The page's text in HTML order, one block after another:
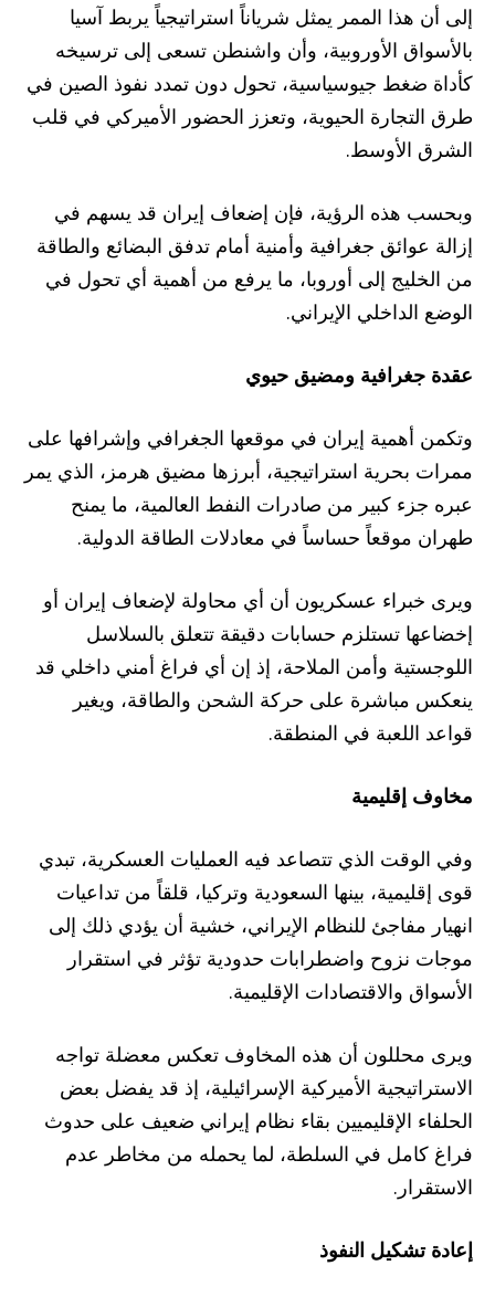
إلى أن هذا الممر يمثل شرياناً استراتيجياً يربط آسيا
بالأسواق الأوروبية، وأن واشنطن تسعى إلى ترسيخه
كأداة ضغط جيوسياسية، تحول دون تمدد نفوذ الصين في
طرق التجارة الحيوية، وتعزز الحضور الأميركي في قلب
الشرق الأوسط.
وبحسب هذه الرؤية، فإن إضعاف إيران قد يسهم في
إزالة عوائق جغرافية وأمنية أمام تدفق البضائع والطاقة
من الخليج إلى أوروبا، ما يرفع من أهمية أي تحول في
الوضع الداخلي الإيراني.
عقدة جغرافية ومضيق حيوي
وتكمن أهمية إيران في موقعها الجغرافي وإشرافها على
ممرات بحرية استراتيجية، أبرزها مضيق هرمز، الذي يمر
عبره جزء كبير من صادرات النفط العالمية، ما يمنح
طهران موقعاً حساساً في معادلات الطاقة الدولية.
ويرى خبراء عسكريون أن أي محاولة لإضعاف إيران أو
إخضاعها تستلزم حسابات دقيقة تتعلق بالسلاسل
اللوجستية وأمن الملاحة، إذ إن أي فراغ أمني داخلي قد
ينعكس مباشرة على حركة الشحن والطاقة، ويغير
قواعد اللعبة في المنطقة.
مخاوف إقليمية
وفي الوقت الذي تتصاعد فيه العمليات العسكرية، تبدي
قوى إقليمية، بينها السعودية وتركيا، قلقاً من تداعيات
انهيار مفاجئ للنظام الإيراني، خشية أن يؤدي ذلك إلى
موجات نزوح واضطرابات حدودية تؤثر في استقرار
الأسواق والاقتصادات الإقليمية.
ويرى محللون أن هذه المخاوف تعكس معضلة تواجه
الاستراتيجية الأميركية الإسرائيلية، إذ قد يفضل بعض
الحلفاء الإقليميين بقاء نظام إيراني ضعيف على حدوث
فراغ كامل في السلطة، لما يحمله من مخاطر عدم
الاستقرار.
إعادة تشكيل النفوذ